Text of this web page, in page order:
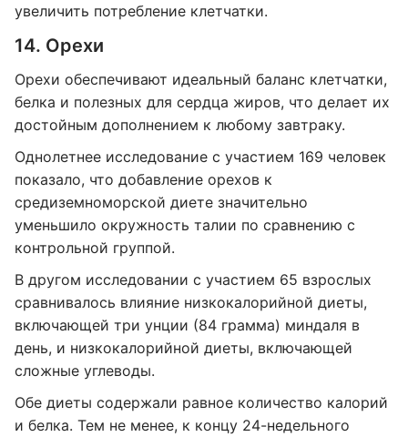
увеличить потребление клетчатки.
14. Орехи
Орехи обеспечивают идеальный баланс клетчатки,
белка и полезных для сердца жиров, что делает их
достойным дополнением к любому завтраку.
Однолетнее исследование с участием 169 человек
показало, что добавление орехов к
средиземноморской диете значительно
уменьшило окружность талии по сравнению с
контрольной группой.
В другом исследовании с участием 65 взрослых
сравнивалось влияние низкокалорийной диеты,
включающей три унции (84 грамма) миндаля в
день, и низкокалорийной диеты, включающей
сложные углеводы.
Обе диеты содержали равное количество калорий
и белка. Тем не менее, к концу 24-недельного